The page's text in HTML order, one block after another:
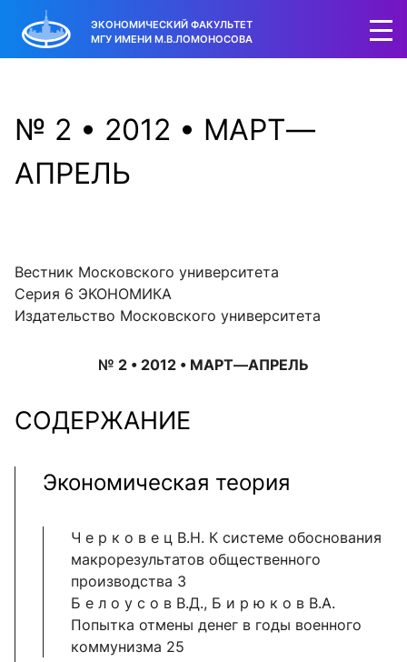
ЭКОНОМИЧЕСКИЙ ФАКУЛЬТЕТ
МГУ ИМЕНИ М.В.ЛОМОНОСОВА
№ 2 • 2012 • МАРТ—
АПРЕЛЬ
Вестник Московского университета
Серия 6 ЭКОНОМИКА
Издательство Московского университета
№ 2 • 2012 • МАРТ—АПРЕЛЬ
СОДЕРЖАНИЕ
Экономическая теория
Ч е р к о в е ц В.Н. К системе обоснования
макрорезультатов общественного
производства 3
Б е л о у с о в В.Д., Б и р ю к о в В.А.
Попытка отмены денег в годы военного
коммунизма 25